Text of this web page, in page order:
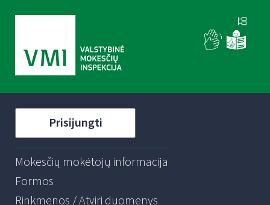
Prisijungti
Mokesčių mokėtojų informacija
Formos
Rinkmenos / Atviri duomenys